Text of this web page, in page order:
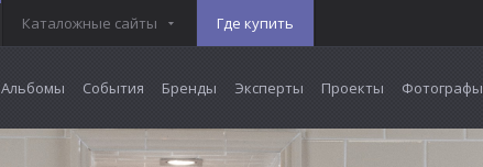
Каталожные сайты Где купить
Альбомы События Бренды Эксперты Проекты Фотографы